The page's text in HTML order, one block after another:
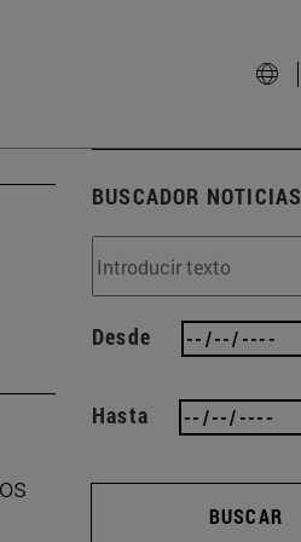
BUSCADOR NOTICIAS
Desde
Hasta
BUSCAR